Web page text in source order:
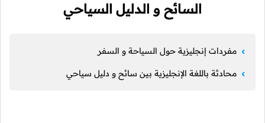
السائح و الدليل السياحي
مفردات إنجليزية حول السياحة و السفر
محادثة باللغة الإنجليزية بين سائح و دليل سياحي